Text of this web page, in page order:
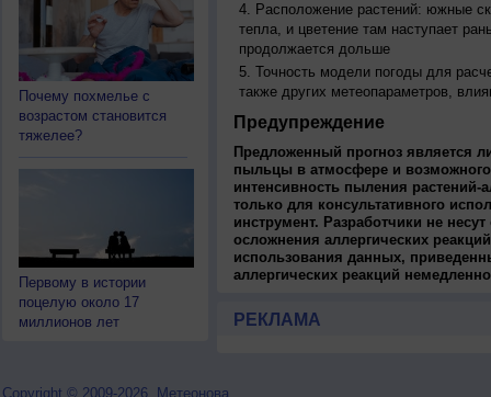
Почему похмелье с
возрастом становится
тяжелее?
Первому в истории
поцелую около 17
миллионов лет
Расположение растений: южные
тепла, и цветение там наступает
продолжается дольше
Точность модели погоды для
также других метеопараметров,
Предупреждение
Предложенный прогноз является
пыльцы в атмосфере и
интенсивность пыления растений-
только для консультативного
инструмент. Разработчики не
осложнения аллергических
использования данных,
аллергических реакций
РЕКЛАМА
Copyright © 2009-2026, Метеонова